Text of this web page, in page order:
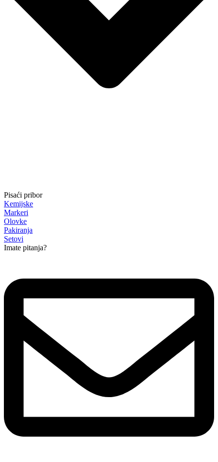
Pisaći pribor
Kemijske
Markeri
Olovke
Pakiranja
Setovi
Imate pitanja?